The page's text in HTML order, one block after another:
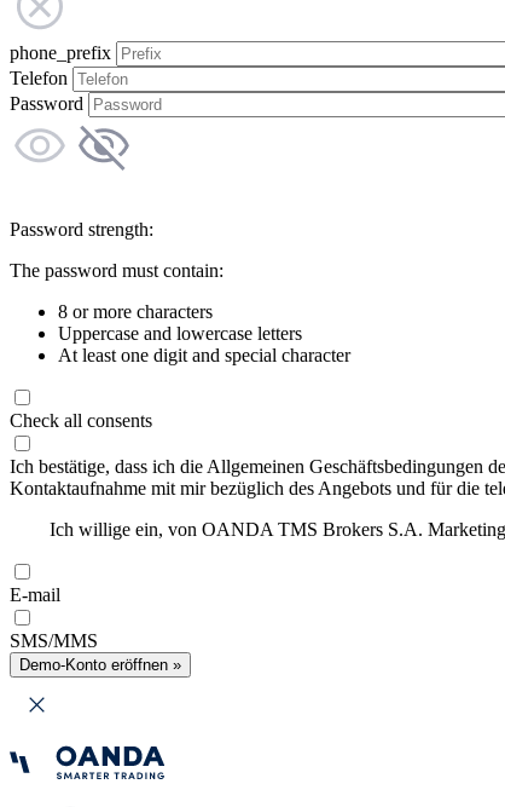
phone_prefix
Telefon
Password
Password strength:
The password must contain:
8 or more characters
Uppercase and lowercase letters
At least one digit and special character
Check all consents
Ich bestätige, dass ich die Allgemeinen Geschäftsbedingungen
Kontaktaufnahme mit mir bezüglich des Angebots und für die
Ich willige ein, von OANDA TMS Brokers S.A.
E-mail
SMS/MMS
Demo-Konto eröffnen »